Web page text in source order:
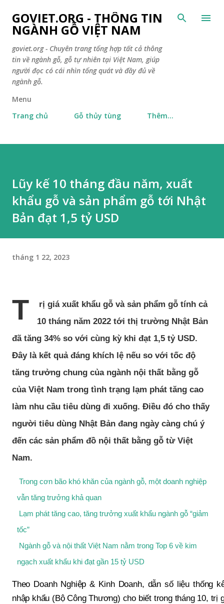
Chuyển đến nội dung chính
GOVIET.ORG - THÔNG TIN
NGÀNH GỖ VIỆT NAM
goviet.org - Chuyên trang tổng hợp tất cả thông
tin về ngành gỗ, gỗ tự nhiên tại Việt Nam, giúp
người đọc có cái nhìn tổng quát và đầy đủ về
ngành gỗ.
Menu
Trang chủ
Gỗ thủy tùng Thêm…
Lũy kế 10 tháng đầu năm, xuất
khẩu gỗ và sản phẩm gỗ tới Nhật
Bản đạt 1,5 tỷ USD
tháng 1 22, 2023
T
rị giá xuất khẩu gỗ và sản phẩm gỗ tính cả
10 tháng năm 2022 tới thị trường Nhật Bản
đã tăng 34% so với cùng kỳ khi đạt 1,5 tỷ USD.
Đây là kết quả đáng khích lệ nếu so với tốc độ
tăng trưởng chung của ngành nội thất bằng gỗ
của Việt Nam trong tình trạng lạm phát tăng cao
làm nhu cầu tiêu dùng đi xuống. Điều đó cho thấy
người tiêu dùng Nhật Bản đang ngày càng chú ý
đến các sản phẩm đồ nội thất bằng gỗ từ Việt
Nam.
Trong cơn bão khó khăn của ngành gỗ, một doanh nghiệp
vẫn tăng trưởng khả quan
Lạm phát tăng cao, tăng trưởng xuất khẩu ngành gỗ “giảm
tốc”
Ngành gỗ và nội thất Việt Nam nằm trong Top 6 về kim
ngạch xuất khẩu khi đạt gần 15 tỷ USD
Theo Doanh Nghiệp & Kinh Doanh, dẫn số liệu thống
nhập khẩu (Bộ Công Thương) cho biết trong tháng 10, trị